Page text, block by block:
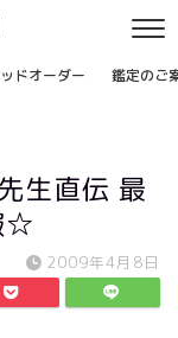
ドオーダー 鑑定のご
生直伝 最
☆
2009年4月8日